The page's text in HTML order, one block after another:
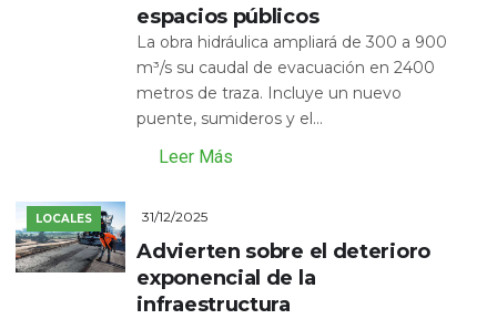
espacios públicos
La obra hidráulica ampliará de 300 a 900
m³/s su caudal de evacuación en 2400
metros de traza. Incluye un nuevo
puente, sumideros y el...
Leer Más
LOCALES 31/12/2025
Advierten sobre el deterioro
exponencial de la
infraestructura